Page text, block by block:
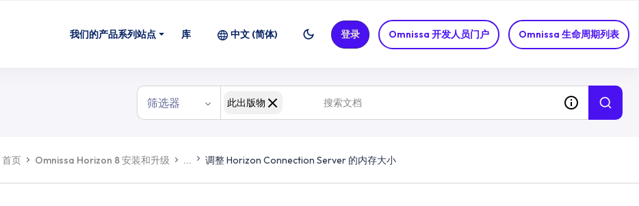
我们的产品系列站点 库 Omnissa 开发人员门户 Omnissa 生命周期列表
中文 (简体) 登录
筛选器 此出版物
首页 Omnissa Horizon 8 安装和升级 ... 调整 Horizon Connection Server 的内存大小